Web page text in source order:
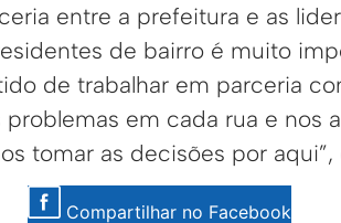
entre a prefeitura e as
de bairro é muito
de trabalhar em parceria
em cada rua e nos
tomar as decisões por
Compartilhar no Facebook